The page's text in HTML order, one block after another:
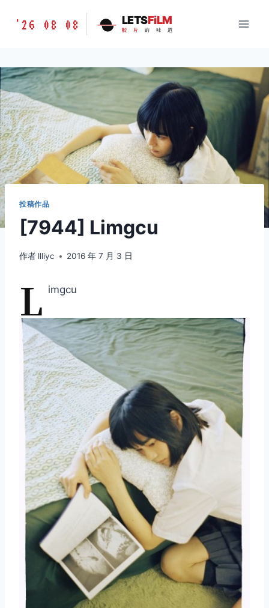
胶
味
道
LETSFILM
'26 08 08 LETSFiLM
胶 片 的 味 道
投稿作品
[7944] Limgcu
作者 llliyc 2016 年 7 月 3 日
L imgcu